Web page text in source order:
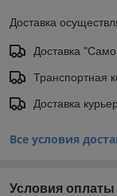
Доставка
Доставка
Транспортная
Доставка
Все условия
Условия оплаты